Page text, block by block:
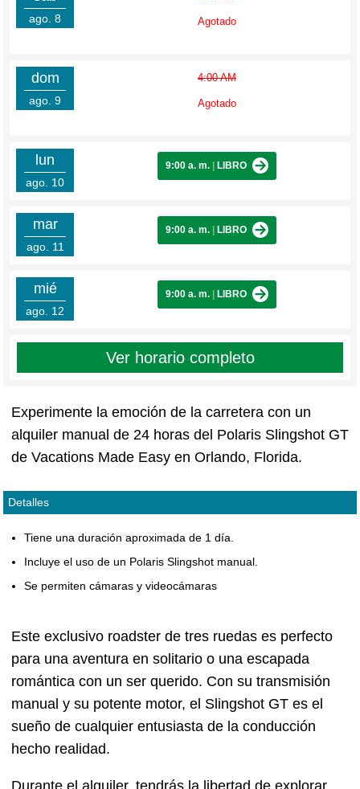
ago. 8 Agotado
dom
ago. 9
4:00 AM
Agotado
lun
ago. 10
9:00 a. m. LIBRO
mar
ago. 11
9:00 a. m. LIBRO
mié
ago. 12
9:00 a. m. LIBRO
Ver horario completo
Experimente la emoción de la carretera con un
alquiler manual de 24 horas del Polaris Slingshot GT
de Vacations Made Easy en Orlando, Florida.
Detalles
Tiene una duración aproximada de 1 día.
Incluye el uso de un Polaris Slingshot manual.
Se permiten cámaras y videocámaras
Este exclusivo roadster de tres ruedas es perfecto
para una aventura en solitario o una escapada
romántica con un ser querido. Con su transmisión
manual y su potente motor, el Slingshot GT es el
sueño de cualquier entusiasta de la conducción
hecho realidad.